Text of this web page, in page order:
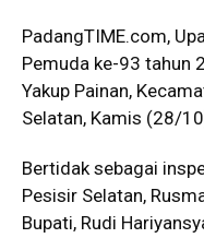
PadangTIME.com,
Pemuda ke-93 tahun
Yakup Painan,
Selatan, Kamis (28/
Bertidak sebagai
Pesisir Selatan,
Bupati, Rudi